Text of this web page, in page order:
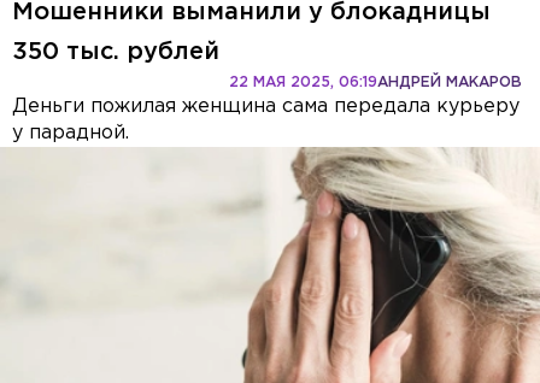
Мошенники выманили у блокадницы
350 тыс. рублей
АНДРЕЙ МАКАРОВ
22 МАЯ 2025, 06:19
Деньги пожилая женщина сама передала курьеру
у парадной.